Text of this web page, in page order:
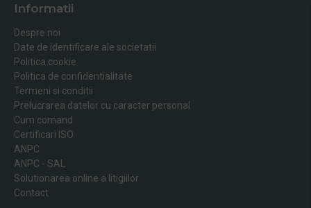
Informatii
Despre noi
Date de identificare ale societatii
Politica cookie
Politica de confidentialitate
Termeni si conditii
Prelucrarea datelor cu caracter personal
Cum comand
Certificari ISO
ANPC
ANPC - SAL
Solutionarea online a litigiilor
Contact